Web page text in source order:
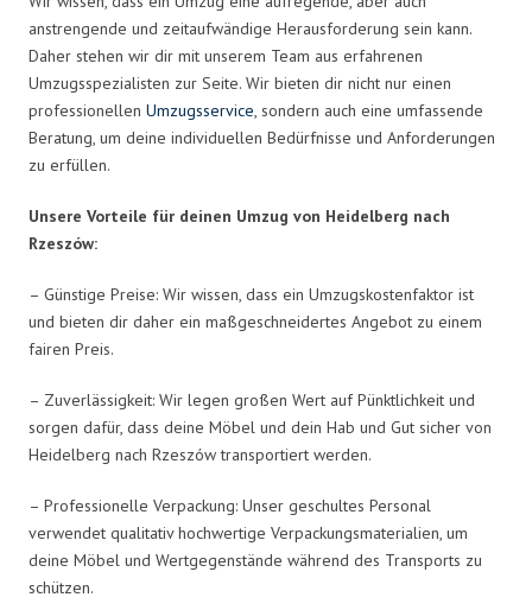
anstrengende und zeitaufwändige Herausforderung sein kann.
Daher stehen wir dir mit unserem Team aus erfahrenen
Umzugsspezialisten zur Seite. Wir bieten dir nicht nur einen
professionellen Umzugsservice, sondern auch eine umfassende
Beratung, um deine individuellen Bedürfnisse und Anforderungen
zu erfüllen.
Unsere Vorteile für deinen Umzug von Heidelberg nach
Rzeszów:
– Günstige Preise: Wir wissen, dass ein Umzugskostenfaktor ist
und bieten dir daher ein maßgeschneidertes Angebot zu einem
fairen Preis.
– Zuverlässigkeit: Wir legen großen Wert auf Pünktlichkeit und
sorgen dafür, dass deine Möbel und dein Hab und Gut sicher von
Heidelberg nach Rzeszów transportiert werden.
– Professionelle Verpackung: Unser geschultes Personal
verwendet qualitativ hochwertige Verpackungsmaterialien, um
deine Möbel und Wertgegenstände während des Transports zu
schützen.